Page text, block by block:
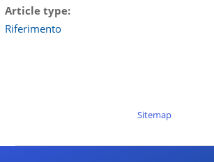
Article type
Riferimento
Sitemap